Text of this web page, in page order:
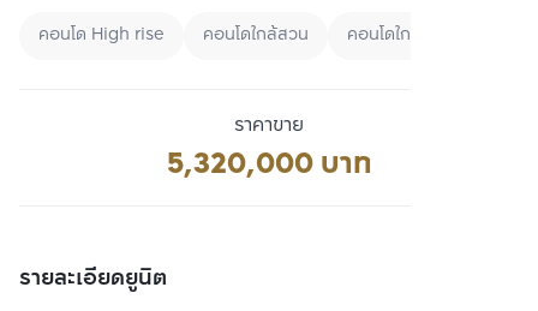
คอนโด High rise คอนโดใกล้สวน คอนโดใกล้ Airport link
ราคาขาย
5,320,000 บาท
รายละเอียดยูนิต